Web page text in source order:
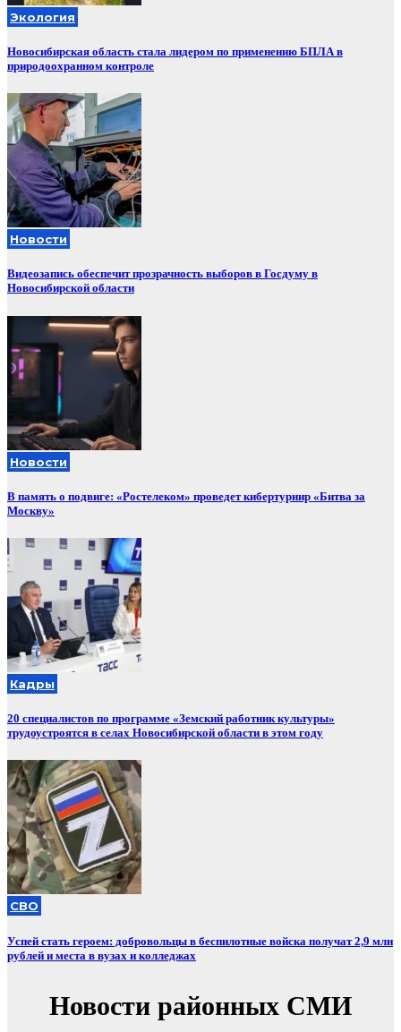
Экология
Новосибирская область стала лидером по применению БПЛА в
природоохранном контроле
Новости
Видеозапись обеспечит прозрачность выборов в Госдуму в
Новосибирской области
Новости
В память о подвиге: «Ростелеком» проведет кибертурнир «Битва за
Москву»
Кадры
20 специалистов по программе «Земский работник культуры»
трудоустроятся в селах Новосибирской области в этом году
СВО
Успей стать героем: добровольцы в беспилотные войска получат 2,9 млн
рублей и места в вузах и колледжах